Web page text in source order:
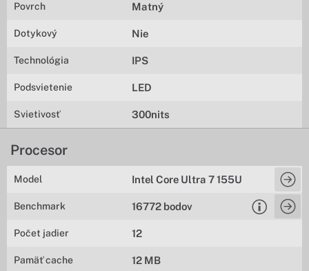
Povrch Matný
Dotykový Nie
Technológia IPS
Podsvietenie LED
Svietivosť 300nits
Procesor
Model Intel Core Ultra 7 155U
Benchmark 16772 bodov
Počet jadier 12
Pamäť cache 12 MB